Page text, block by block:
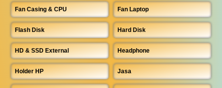
Fan Casing & CPU Fan Laptop
Flash Disk Hard Disk
HD & SSD External Headphone
Holder HP Jasa